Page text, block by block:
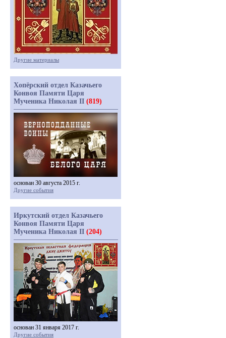
Другие материалы
Хопёрский отдел Казачьего
Конвоя Памяти Царя
Мученика Николая II (819)
основан 30 августа 2015 г.
Другие события
Иркутский отдел Казачьего
Конвоя Памяти Царя
Мученика Николая II (204)
основан 31 января 2017 г.
Другие события